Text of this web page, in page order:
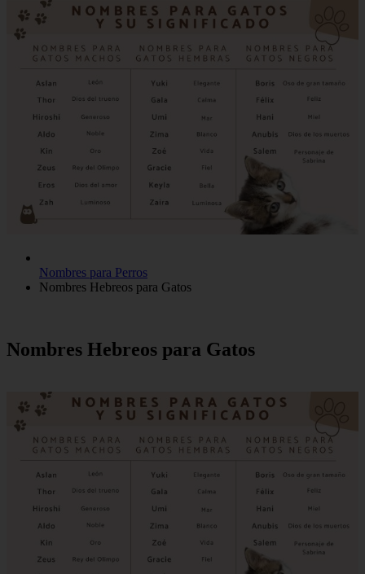
Nombres para Perros
Nombres Hebreos para Gatos
Nombres Hebreos para Gatos